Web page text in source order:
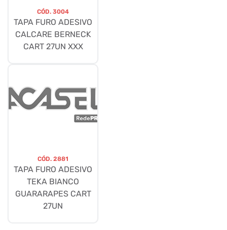
CÓD. 3004
TAPA FURO ADESIVO
CALCARE BERNECK
CART 27UN XXX
CÓD. 2881
TAPA FURO ADESIVO
TEKA BIANCO
GUARARAPES CART
27UN